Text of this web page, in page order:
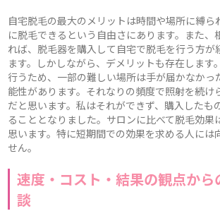
自宅脱毛の最大のメリットは時間や場所に縛ら
に脱毛できるという自由さにあります。また、
れば、脱毛器を購入して自宅で脱毛を行う方が
ます。しかしながら、デメリットも存在します
行うため、一部の難しい場所は手が届かなかっ
能性があります。それなりの頻度で照射を続け
だと思います。私はそれができず、購入したも
ることとなりました。サロンに比べて脱毛効果
思います。特に短期間での効果を求める人には
せん。
速度・コスト・結果の観点から
談